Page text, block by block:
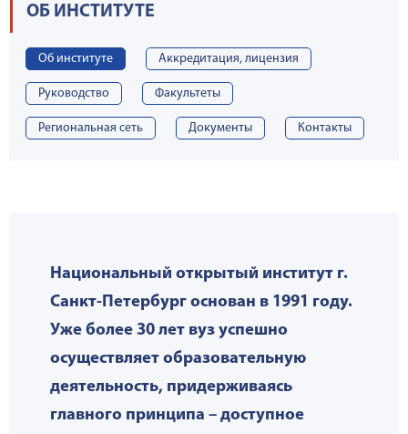
ОБ ИНСТИТУТЕ
Об институте Аккредитация, лицензия
Руководство Факультеты
Региональная сеть Документы Контакты
Национальный открытый институт г.
Санкт-Петербург основан в 1991 году.
Уже более 30 лет вуз успешно
осуществляет образовательную
деятельность, придерживаясь
главного принципа – доступное